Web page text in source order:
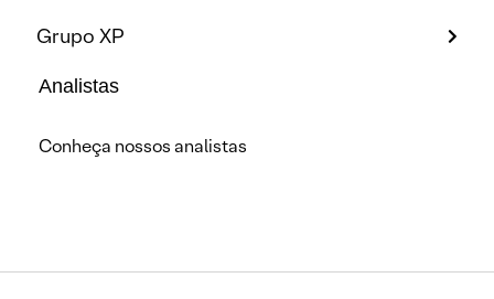
Grupo XP
Analistas
Conheça nossos analistas